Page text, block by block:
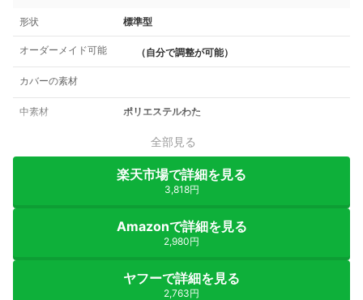
形状 標準型
オーダーメイド可能 （自分で調整が可能）
カバーの素材
中素材 ポリエステルわた
全部見る
楽天市場で詳細を見る
3,818円
Amazonで詳細を見る
2,980円
ヤフーで詳細を見る
2,763円